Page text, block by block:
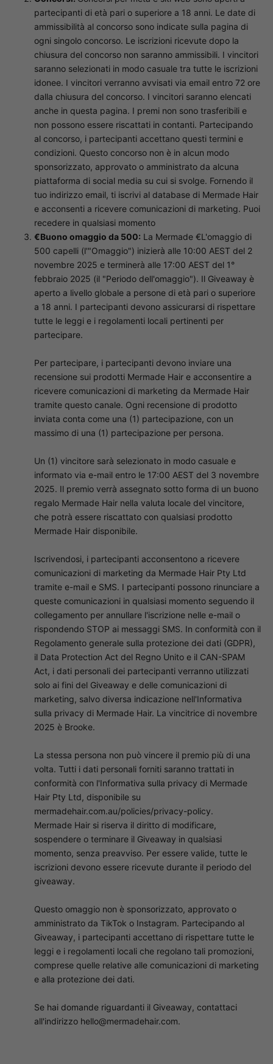
partecipanti di età pari o superiore a 18 anni. Le date di
ammissibilità al concorso sono indicate sulla pagina di
ogni singolo concorso. Le iscrizioni ricevute dopo la
chiusura del concorso non saranno ammissibili. I vincitori
saranno selezionati in modo casuale tra tutte le iscrizioni
idonee. I vincitori verranno avvisati via email entro 72 ore
dalla chiusura del concorso. I vincitori saranno elencati
anche in questa pagina. I premi non sono trasferibili e
non possono essere riscattati in contanti. Partecipando
al concorso, i partecipanti accettano questi termini e
condizioni. Questo concorso non è in alcun modo
sponsorizzato, approvato o amministrato da alcuna
piattaforma di social media su cui si svolge. Fornendo il
tuo indirizzo email, ti iscrivi al database di Mermade Hair
e acconsenti a ricevere comunicazioni di marketing. Puoi
recedere in qualsiasi momento
€Buono omaggio da 500: La Mermade €L'omaggio di
500 capelli (l'"Omaggio") inizierà alle 10:00 AEST del 2
novembre 2025 e terminerà alle 17:00 AEST del 1°
febbraio 2025 (il "Periodo dell'omaggio"). Il Giveaway è
aperto a livello globale a persone di età pari o superiore
a 18 anni. I partecipanti devono assicurarsi di rispettare
tutte le leggi e i regolamenti locali pertinenti per
partecipare.
Per partecipare, i partecipanti devono inviare una
recensione sui prodotti Mermade Hair e acconsentire a
ricevere comunicazioni di marketing da Mermade Hair
tramite questo canale. Ogni recensione di prodotto
inviata conta come una (1) partecipazione, con un
massimo di una (1) partecipazione per persona.
Un (1) vincitore sarà selezionato in modo casuale e
informato via e-mail entro le 17:00 AEST del 3 novembre
2025. Il premio verrà assegnato sotto forma di un buono
regalo Mermade Hair nella valuta locale del vincitore,
che potrà essere riscattato con qualsiasi prodotto
Mermade Hair disponibile.
Iscrivendosi, i partecipanti acconsentono a ricevere
comunicazioni di marketing da Mermade Hair Pty Ltd
tramite e-mail e SMS. I partecipanti possono rinunciare a
queste comunicazioni in qualsiasi momento seguendo il
collegamento per annullare l'iscrizione nelle e-mail o
rispondendo STOP ai messaggi SMS. In conformità con il
Regolamento generale sulla protezione dei dati (GDPR),
il Data Protection Act del Regno Unito e il CAN-SPAM
Act, i dati personali dei partecipanti verranno utilizzati
solo ai fini del Giveaway e delle comunicazioni di
marketing, salvo diversa indicazione nell'Informativa
sulla privacy di Mermade Hair. La vincitrice di novembre
2025 è Brooke.
La stessa persona non può vincere il premio più di una
volta. Tutti i dati personali forniti saranno trattati in
conformità con l'Informativa sulla privacy di Mermade
Hair Pty Ltd, disponibile su
mermadehair.com.au/policies/privacy-policy.
Mermade Hair si riserva il diritto di modificare,
sospendere o terminare il Giveaway in qualsiasi
momento, senza preavviso. Per essere valide, tutte le
iscrizioni devono essere ricevute durante il periodo del
giveaway.
Questo omaggio non è sponsorizzato, approvato o
amministrato da TikTok o Instagram. Partecipando al
Giveaway, i partecipanti accettano di rispettare tutte le
leggi e i regolamenti locali che regolano tali promozioni,
comprese quelle relative alle comunicazioni di marketing
e alla protezione dei dati.
Se hai domande riguardanti il ​​Giveaway, contattaci
all'indirizzo hello@mermadehair.com.